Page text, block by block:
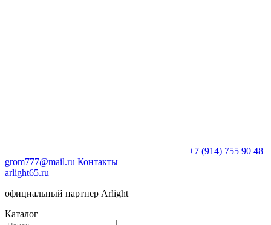
+7 (914) 755 90 48
grom777@mail.ru Контакты
arlight65.ru
официальный партнер Arlight
Каталог